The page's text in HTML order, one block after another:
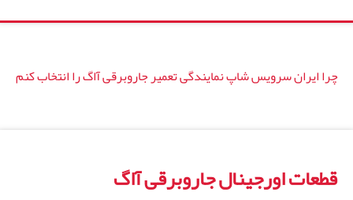
چرا ایران سرویس شاپ نمایندگی تعمیر جاروبرقی آاگ را انتخاب کنم
قطعات اورجینال جاروبرقی آاگ